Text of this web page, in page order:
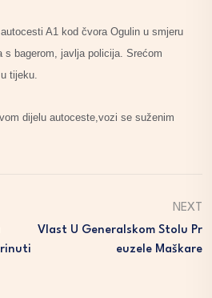
A1 kod čvora Ogulin u smjeru
s bagerom, javlja policija. Srećom
tijeku.
dijelu autoceste,vozi se suženim
NEXT
Vlast U Generalskom Stolu Pr
Euzele Maškare